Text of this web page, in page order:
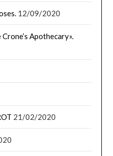
12/09/2020
Apothecary».
21/02/2020